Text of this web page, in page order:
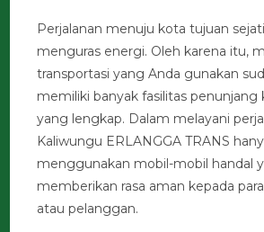
Perjalanan menuju kota tujuan
menguras energi. Oleh karena itu,
transportasi yang Anda gunakan
memiliki banyak fasilitas penunjang
yang lengkap. Dalam melayani
Kaliwungu ERLANGGA TRANS
menggunakan mobil-mobil handal
memberikan rasa aman kepada
atau pelanggan.